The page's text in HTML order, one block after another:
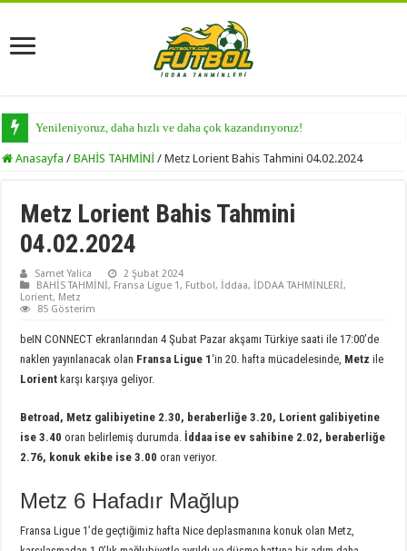
Yenileniyoruz, daha hızlı ve daha çok kazandırıyoruz!
Anasayfa / BAHİS TAHMİNİ / Metz Lorient Bahis Tahmini 04.02.2024
Metz Lorient Bahis Tahmini
04.02.2024
Samet Yalica
2 Şubat 2024
BAHİS TAHMİNİ, Fransa Ligue 1, Futbol,İddaa,İDDAA TAHMİNLERİ,
Lorient, Metz
85 Gösterim
beIN CONNECT ekranlarından 4 Şubat Pazar akşamı Türkiye saati ile 17:00’de
naklen yayınlanacak olan Fransa Ligue 1‘in 20. hafta mücadelesinde, Metzile
Lorient karşı karşıya geliyor.
Betroad, Metz galibiyetine 2.30, beraberliğe 3.20, Lorient galibiyetine
ise 3.40oran belirlemiş durumda.İddaa ise ev sahibine 2.02, beraberliğe
2.76, konuk ekibe ise 3.00oran veriyor.
Metz 6 Hafadır Mağlup
Fransa Ligue 1’de geçtiğimiz hafta Nice deplasmanına konuk olan Metz,